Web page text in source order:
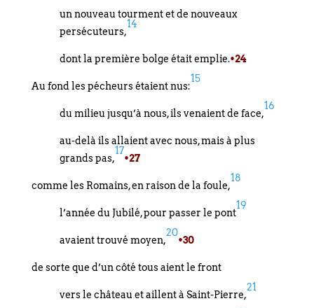
un nouveau tourment et de nouveaux
persécuteurs,
14
dont la première bolge était emplie.•24
Au fond les pécheurs étaient nus:
15
du milieu jusqu’à nous, ils venaient de face,
16
au-delà ils allaient avec nous, mais à plus
grands pas,
17
•27
comme les Romains, en raison de la foule,
18
l’année du Jubilé, pour passer le pont
19
avaient trouvé moyen,
20
•30
de sorte que d’un côté tous aient le front
vers le château et aillent à Saint-Pierre,
21